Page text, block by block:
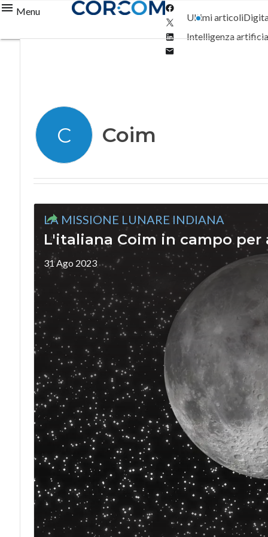
Menu
Twitter
Linkedin
Ultimi articoli
Intelligenza
C Coim
LA MISSIONE LUNARE INDIANA
L'italiana Coim in campo per
31 Ago 2023